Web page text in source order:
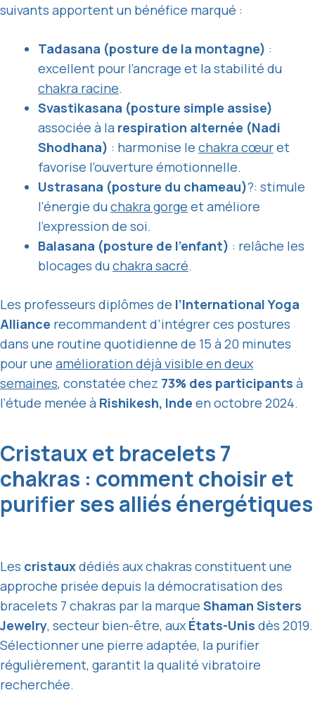
suivants apportent un bénéfice marqué :
Tadasana (posture de la montagne) :
excellent pour l’ancrage et la stabilité du
chakra racine.
Svastikasana (posture simple assise)
associée à la respiration alternée (Nadi
Shodhana) : harmonise le chakra cœuret
favorise l’ouverture émotionnelle.
Ustrasana (posture du chameau)?: stimule
l’énergie duchakra gorge et améliore
l’expression de soi.
Balasana (posture de l’enfant) : relâche les
blocages duchakra sacré.
Les professeurs diplômes de l’International Yoga
Alliance recommandent d’intégrer ces postures
dans une routine quotidienne de 15 à 20 minutes
pour une amélioration déjà visible en deux
semaines, constatée chez 73% des participants à
l’étude menée à Rishikesh, Inde en octobre 2024.
Cristaux et bracelets 7
chakras : comment choisir et
purifier ses alliés énergétiques
Les cristauxdédiés aux chakras constituent une
approche prisée depuis la démocratisation des
bracelets 7 chakras par la marque Shaman Sisters
Jewelry, secteur bien-être, aux États-Unis dès 2019.
Sélectionner une pierre adaptée, la purifier
régulièrement, garantit la qualité vibratoire
recherchée.